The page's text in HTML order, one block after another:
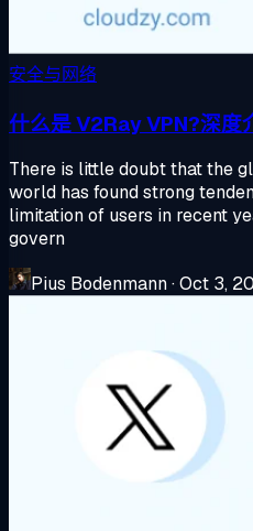
安全与网络
什么是 V2Ray VPN?深度
There is little doubt that the
world has found strong
limitation of users in recent
govern
Pius Bodenmann·Oct 3,